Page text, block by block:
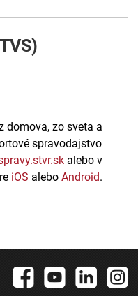
domova, zo sveta a
spravodajstvo
alebo v
iOS alebo Android.